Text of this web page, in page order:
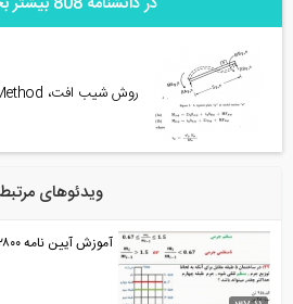
روش شیب افت، Slope-Deflection Method
ویدئوهای مرتبط
آموزش آیین نامه ۲۸۰۰- قسمت سوم، پارت ۱...